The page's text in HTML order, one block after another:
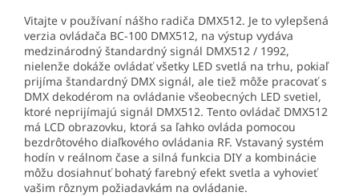
Vitajte v používaní nášho radiča DMX512. Je to vylepšená
verzia ovládača BC-100 DMX512, na výstup vydáva
medzinárodný štandardný signál DMX512 / 1992,
nielenže dokáže ovládať všetky LED svetlá na trhu, pokiaľ
prijíma štandardný DMX signál, ale tiež môže pracovať s
DMX dekodérom na ovládanie všeobecných LED svetiel,
ktoré neprijímajú signál DMX512. Tento ovládač DMX512
má LCD obrazovku, ktorá sa ľahko ovláda pomocou
bezdrôtového diaľkového ovládania RF. Vstavaný systém
hodín v reálnom čase a silná funkcia DIY a kombinácie
môžu dosiahnuť bohatý farebný efekt svetla a vyhovieť
vašim rôznym požiadavkám na ovládanie.